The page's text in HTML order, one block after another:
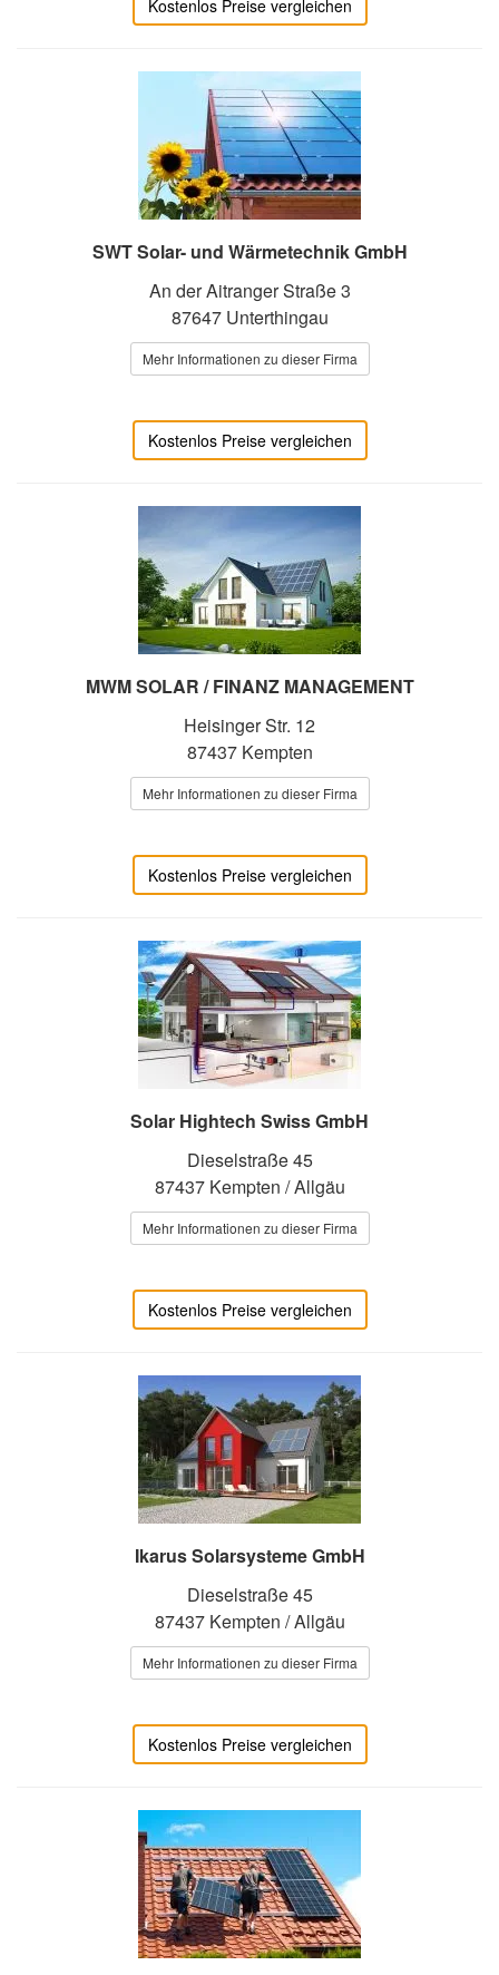
Kostenlos Preise vergleichen
SWT Solar- und Wärmetechnik GmbH
An der Aitranger Straße 3
87647 Unterthingau
Mehr Informationen zu dieser Firma
Kostenlos Preise vergleichen
MWM SOLAR / FINANZ MANAGEMENT
Heisinger Str. 12
87437 Kempten
Mehr Informationen zu dieser Firma
Kostenlos Preise vergleichen
Solar Hightech Swiss GmbH
Dieselstraße 45
87437 Kempten / Allgäu
Mehr Informationen zu dieser Firma
Kostenlos Preise vergleichen
Ikarus Solarsysteme GmbH
Dieselstraße 45
87437 Kempten / Allgäu
Mehr Informationen zu dieser Firma
Kostenlos Preise vergleichen